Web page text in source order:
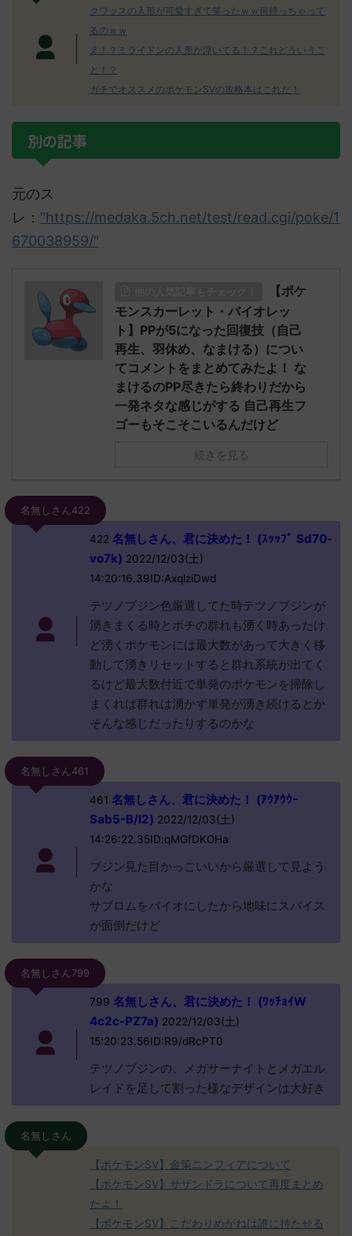
クワッスの人形が可愛すぎて笑ったｗｗ何持っちゃって
るのｗｗ
え！？ミライドンの人形が浮いてる！？これどういうこ
と！？
ガチでオススメのポケモンSVの攻略本はこれだ！
別の記事
元のス
レ： "https://medaka.5ch.net/test/read.cgi/poke/1
670038959/"
【ポケ
モンスカーレット・バイオレッ
ト】PPが5になった回復技（自己
再生、羽休め、なまける）につい
てコメントをまとめてみたよ！ な
まけるのPP尽きたら終わりだから
一発ネタな感じがする 自己再生フ
ゴーもそこそこいるんだけど
続きを見る
名無しさん422
422 名無しさん、君に決めた！ (ｽｯｯﾌﾟ Sd70-
vo7k) 2022/12/03(土)
14:20:16.39ID:AxqlziDwd
テツノブジン色厳選してた時テツノブジンが
湧きまくる時とボチの群れも湧く時あったけ
ど湧くポケモンには最大数があって大きく移
動して湧きリセットすると群れ系統が出てく
るけど最大数付近で単発のポケモンを掃除し
まくれば群れは湧かず単発が湧き続けるとか
そんな感じだったりするのかな
名無しさん461
461 名無しさん、君に決めた！ (ｱｳｱｳｳｰ
Sab5-B/l2) 2022/12/03(土)
14:26:22.35ID:qMGfDKOHa
ブジン見た目かっこいいから厳選して見よう
かな
サブロムをバイオにしたから地味にスパイス
が面倒だけど
名無しさん799
799 名無しさん、君に決めた！ (ﾜｯﾁｮｲW
4c2c-PZ7a) 2022/12/03(土)
15:20:23.56ID:R9/dRcPT0
テツノブジンの、メガサーナイトとメガエル
レイドを足して割った様なデザインは大好き
名無しさん
【ポケモンSV】金策ニンフィアについて
【ポケモンSV】サザンドラについて再度まとめ
たよ！
【ポケモンSV】こだわりめがねは誰に持たせる